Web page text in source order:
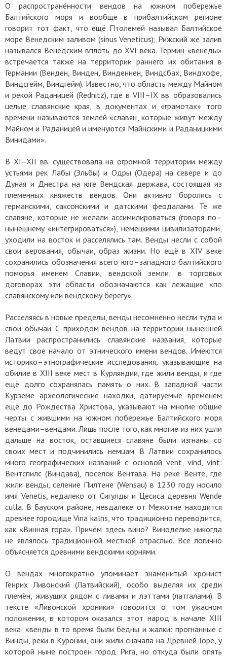
О распространённости вендов на южном побережье
Балтийского моря и вообще в прибалтийском регионе
говорит тот факт, что ещё Птолемей называл Балтийское
море Венедским заливом (sinus Veneticus); Рижский же залив
назывался Венедским вплоть до ХVI века. Термин «венеды»
встречается также на территории раннего их обитания в
Германии (Венден, Винден, Винденнен, Виндсбах, Виндхофе,
Виндсгейм, Виндгейм). Известно, что область между Майном
и рекой Раданицей (Rednitz), где в VIII–IX вв. образовались
целые славянские края, в документах и «грамотах» того
времени называются землёй «славян, которые живут между
Майном и Раданицей и именуются Майнскими и Раданицкими
Винидами».
В XI–XII вв. существовала на огромной территории между
устьями рек Лабы (Эльбы) и Одры (Одера) на севере и до
Дуная и Днестра на юге Вендская держава, состоящая из
племенных княжеств вендов. Они активно боролись с
германскими, саксонскими и датскими феодалами. Те же
славяне, которые не желали ассимилироваться (говоря по–
нынешнему «интегрироваться»), немецкими цивилизаторами,
уходили на восток и расселялись там. Венды несли с собой
свои верования, обычаи, образ жизни. Но ещё в ХIV веке
сохранились обозначения всего юго–западного балтийского
поморья именем Славии, вендской земли; в торговых
договорах эти области обозначаются как лежащие «по
славянскому или вендскому берегу».
Расселяясь в новые пределы, венды несомненно несли туда и
свои обычаи. С приходом вендов на территории нынешней
Латвии распространились славянские названия, которые
ведут свое начало от этнического имени вендов. Имеются
историко–этнографические исследования, указывающие на
обилие в XIII веке мест в Курляндии, где жили венды, и где
ещё долго сохранялась память о них. В западной части
Курземе археологические находки, датируемые временем
ещё до Рождества Христова, указывают на многие общие
черты с жившими на южном побережье Балтийского моря
венедами–вендами. Лишь после того, как многие из них ушли
дальше на восток, оставшиеся славяне были изгнаны со
своих мест и подчинились немцам. В Латвии сохранилось
много географических названий с основой vent, vind, vint:
Вентспилс (Виндава), поселок Вентава. На реке Венте, где
жили венды, селение Пилтене (Wensau) в 1230 году носило
имя Venetis, недалеко от Сигулды и Цесиса деревня Wende
culla. В Бауском районе, невдалеке от Межотне находится
древнее городище Vina kalns, что традиционно переводится,
как «Винная гора». Причём здесь вино? Виноделие никогда
не являлось традиционной местной отраслью. Всё логично
объясняется древними вендскими корнями.
О вендах многократно упоминает знаменитый хронист
Генрих Ливонский (Латвийский), особо выделяя их среди
племён, живущих рядом с ливами и лэттами (латгалами). В
тексте «Ливонской хроники» говорится о том ужасном
положении, в котором оказался этот народ в начале XIII
века: «венды в то время были бедны и жалки: прогнанные с
Винды, реки в Куронии, они жили сначала на Древней Горе, у
которой ныне построен город Рига, но откуда были опять